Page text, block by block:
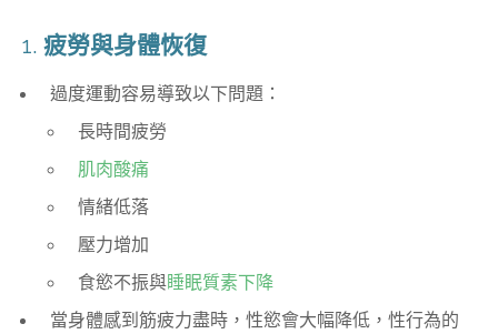
1. 疲勞與身體恢復
過度運動容易導致以下問題：
長時間疲勞
肌肉酸痛
情緒低落
壓力增加
食慾不振與睡眠質素下降
當身體感到筋疲力盡時，性慾會大幅降低，性行為的